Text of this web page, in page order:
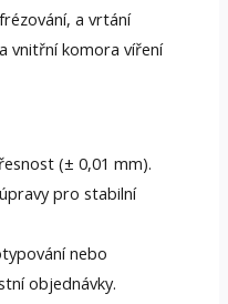
a vrtání
vnitřní komora víření
(± 0,01 mm).
pro stabilní
nebo
objednávky.